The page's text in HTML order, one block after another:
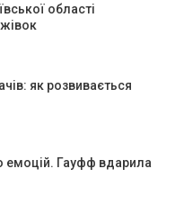
області
як розвивається
емоцій. Гауфф вдарила